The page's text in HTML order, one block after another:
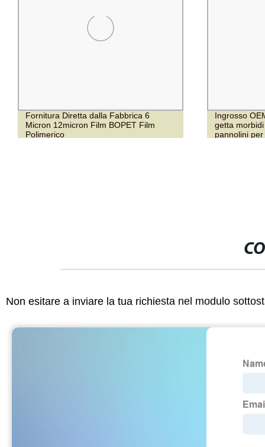
Fornitura Diretta dalla Fabbrica 6
Micron 12micron Film BOPET Film
Polimerico
Ingrosso
getta
pannolini
Non esitare a inviare la tua richiesta nel modulo